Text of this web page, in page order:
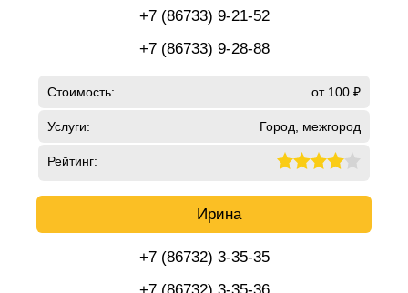
+7 (86733) 9-21-52
+7 (86733) 9-28-88
Стоимость: от 100 ₽
Услуги: Город, межгород
Рейтинг:
Ирина
+7 (86732) 3-35-35